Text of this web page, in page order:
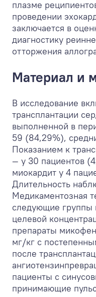
плазме
проведении
заключается в
диагностику
отторжения
Материал и
В исследование
трансплантации
выполненной в
59 (84,29%),
Показанием к
— у 30 пациентов
миокардит у 4
Длительность
Медикаментозная
следующие группы
целевой
препараты
мг/кг с
после
пациенты с
принимающие